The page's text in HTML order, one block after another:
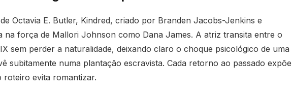
Octavia E. Butler, Kindred, criado por Branden Jacobs-Jenkins e
na força de Mallori Johnson como Dana James. A atriz transita entre o
sem perder a naturalidade, deixando claro o choque psicológico de uma
subitamente numa plantação escravista. Cada retorno ao passado expõe
roteiro evita romantizar.